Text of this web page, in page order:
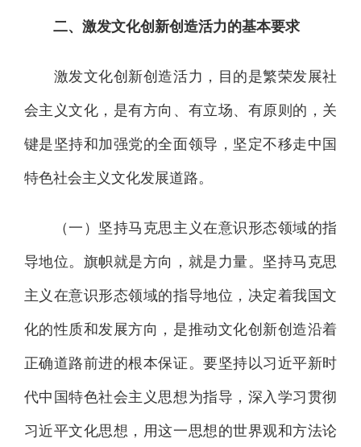
二、激发文化创新创造活力的基本要求
激发文化创新创造活力，目的是繁荣发展社
会主义文化，是有方向、有立场、有原则的，关
键是坚持和加强党的全面领导，坚定不移走中国
特色社会主义文化发展道路。
（一）坚持马克思主义在意识形态领域的指
导地位。旗帜就是方向，就是力量。坚持马克思
主义在意识形态领域的指导地位，决定着我国文
化的性质和发展方向，是推动文化创新创造沿着
正确道路前进的根本保证。要坚持以习近平新时
代中国特色社会主义思想为指导，深入学习贯彻
习近平文化思想，用这一思想的世界观和方法论